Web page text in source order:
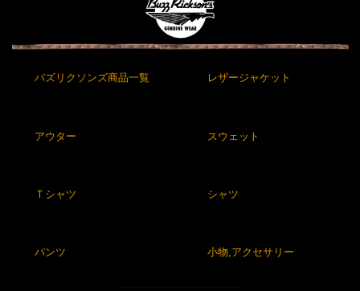
バズリクソンズ商品一覧 レザージャケット
アウター スウェット
Ｔシャツ シャツ
パンツ 小物,アクセサリー